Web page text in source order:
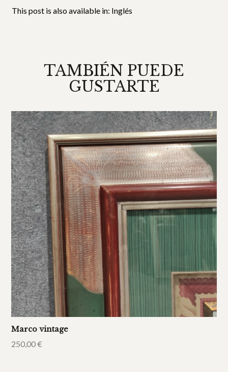
This post is also available in: Inglés
TAMBIÉN PUEDE
GUSTARTE
Marco vintage
250,00€